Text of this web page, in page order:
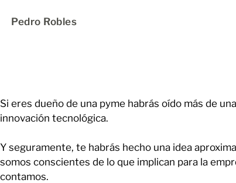
Pedro Robles
Si eres dueño de una pyme habrás oído más de
innovación tecnológica.
Y seguramente, te habrás hecho una idea
somos conscientes de lo que implican para la
contamos.